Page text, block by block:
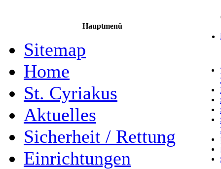
Hauptmenü
Sitemap
Home
St. Cyriakus
Aktuelles
Sicherheit / Rettung
Einrichtungen